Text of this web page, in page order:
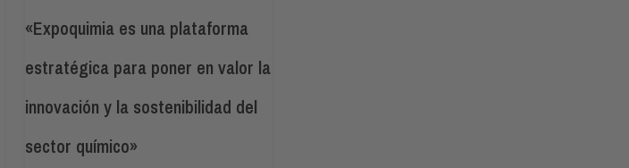
«Expoquimia es una plataforma
estratégica para poner en valor la
innovación y la sostenibilidad del
sector químico»